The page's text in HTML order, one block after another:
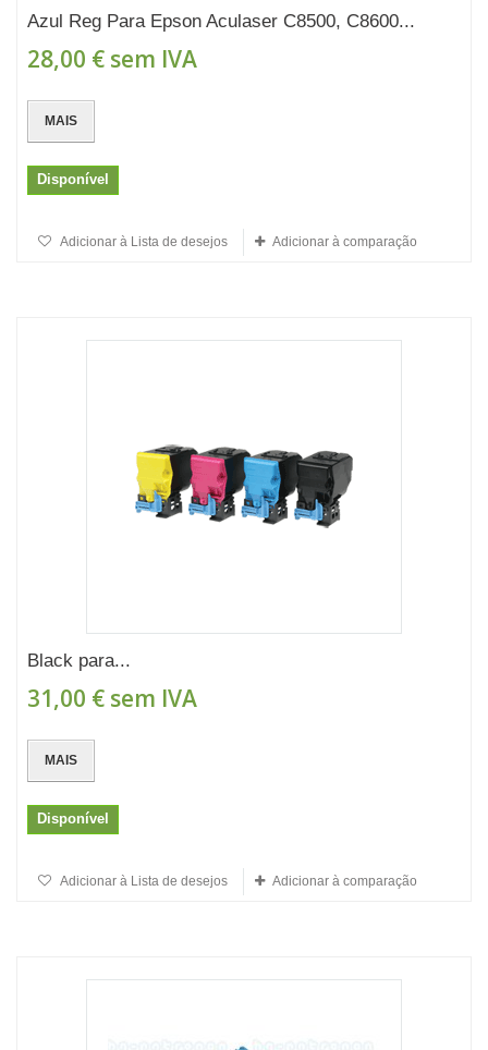
Azul Reg Para Epson Aculaser C8500, C8600...
28,00 € sem IVA
MAIS
Disponível
Adicionar à Lista de desejos Adicionar à comparação
Black para...
31,00 € sem IVA
MAIS
Disponível
Adicionar à Lista de desejos Adicionar à comparação